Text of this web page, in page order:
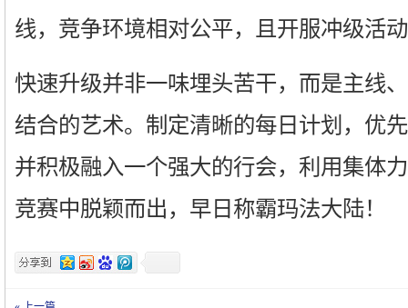
线，竞争环境相对公平，且开服冲级活
快速升级并非一味埋头苦干，而是主线
结合的艺术。制定清晰的每日计划，优
并积极融入一个强大的行会，利用集体
竞赛中脱颖而出，早日称霸玛法大陆！